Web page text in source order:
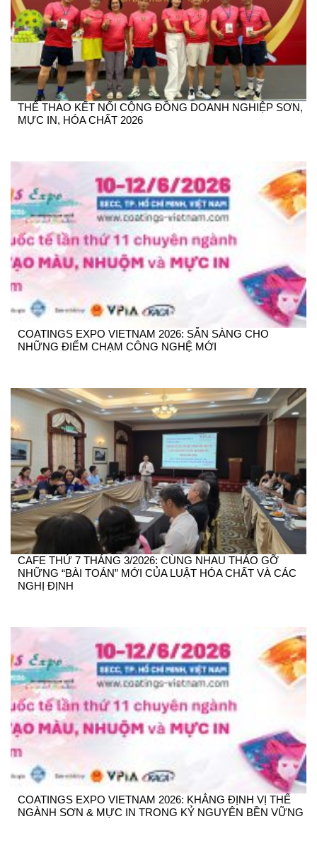
THỂ THAO KẾT NỐI CỘNG ĐỒNG DOANH NGHIỆP SƠN,
MỰC IN, HÓA CHẤT 2026
COATINGS EXPO VIETNAM 2026: SẴN SÀNG CHO
NHỮNG ĐIỂM CHẠM CÔNG NGHỆ MỚI
CAFE THỨ 7 THÁNG 3/2026: CÙNG NHAU THÁO GỠ
NHỮNG “BÀI TOÁN” MỚI CỦA LUẬT HÓA CHẤT VÀ CÁC
NGHỊ ĐỊNH
COATINGS EXPO VIETNAM 2026: KHẲNG ĐỊNH VỊ THẾ
NGÀNH SƠN & MỰC IN TRONG KỶ NGUYÊN BỀN VỮNG